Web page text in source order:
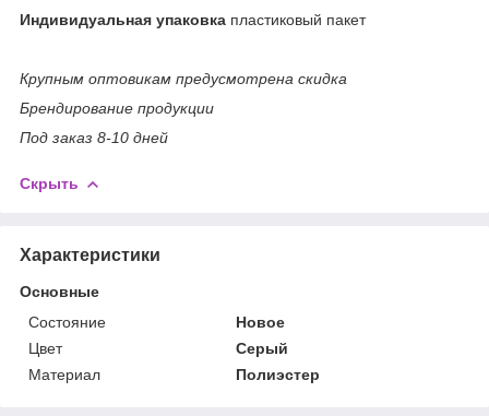
Индивидуальная упаковка пластиковый пакет
Крупным оптовикам предусмотрена скидка
Брендирование продукции
Под заказ 8-10 дней
Скрыть
Характеристики
Основные
Состояние
Новое
Цвет
Серый
Материал
Полиэстер